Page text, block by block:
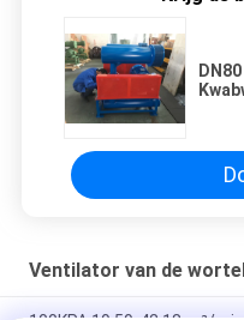
Ventilator van de